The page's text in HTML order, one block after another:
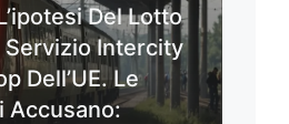
Del Lotto
Servizio Intercity
Dell’UE. Le
Accusano: